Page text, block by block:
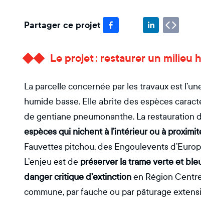
Partager ce projet
Le projet : restaurer un milieu
La parcelle concernée par les travaux est
humide basse. Elle abrite des espèces
de gentiane pneumonanthe. La restauration
espèces qui nichent à l’intérieur ou à
Fauvettes pitchou, des Engoulevents
L’enjeu est de préserver la trame verte et
danger critique d’extinctionen Région
commune, par fauche ou par pâturage